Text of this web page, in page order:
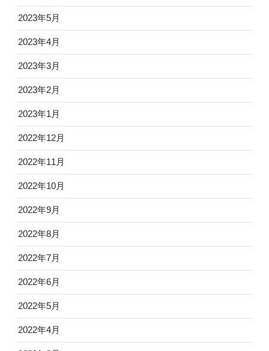
2023年5月
2023年4月
2023年3月
2023年2月
2023年1月
2022年12月
2022年11月
2022年10月
2022年9月
2022年8月
2022年7月
2022年6月
2022年5月
2022年4月